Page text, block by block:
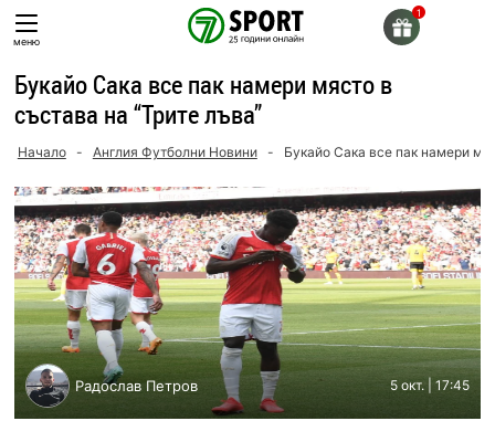
Skip
toменю
Букайо Сака все пак намери място в
състава на “Трите лъва”
Начало - Англия Футболни Новини - Букайо Сака все пак намери
Радослав Петров 5 окт. | 17:45